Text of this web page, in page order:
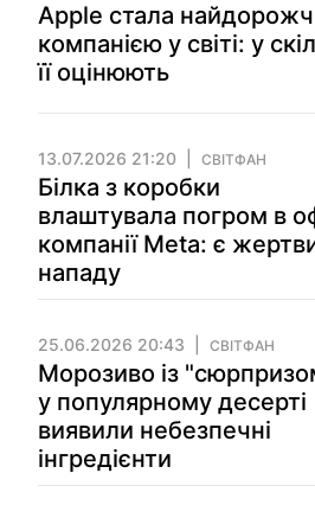
Apple стала
компанією у світі: у
її оцінюють
13.07.2026 21:20 СВІТФАН
Білка з коробки
влаштувала погром в
компанії Meta: є
нападу
25.06.2026 20:43 СВІТФАН
Морозиво із
у популярному десерті
виявили небезпечні
інгредієнти